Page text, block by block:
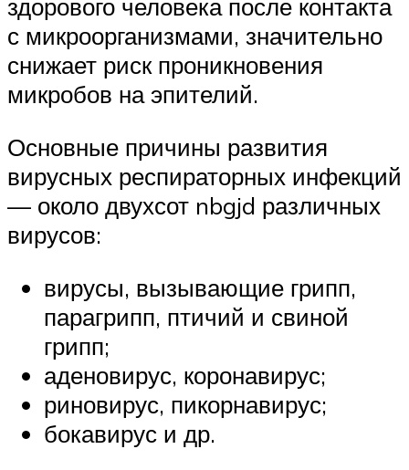
здорового человека после контакта
с микроорганизмами, значительно
снижает риск проникновения
микробов на эпителий.
Основные причины развития
вирусных респираторных инфекций
— около двухсот nbgjd различных
вирусов:
вирусы, вызывающие грипп,
парагрипп, птичий и свиной
грипп;
аденовирус, коронавирус;
риновирус, пикорнавирус;
бокавирус и др.